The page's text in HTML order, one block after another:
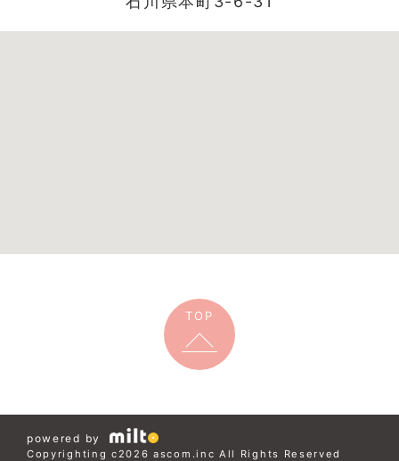
TOP
powered by
Copyrighting c2026 ascom.inc All Rights Reserved